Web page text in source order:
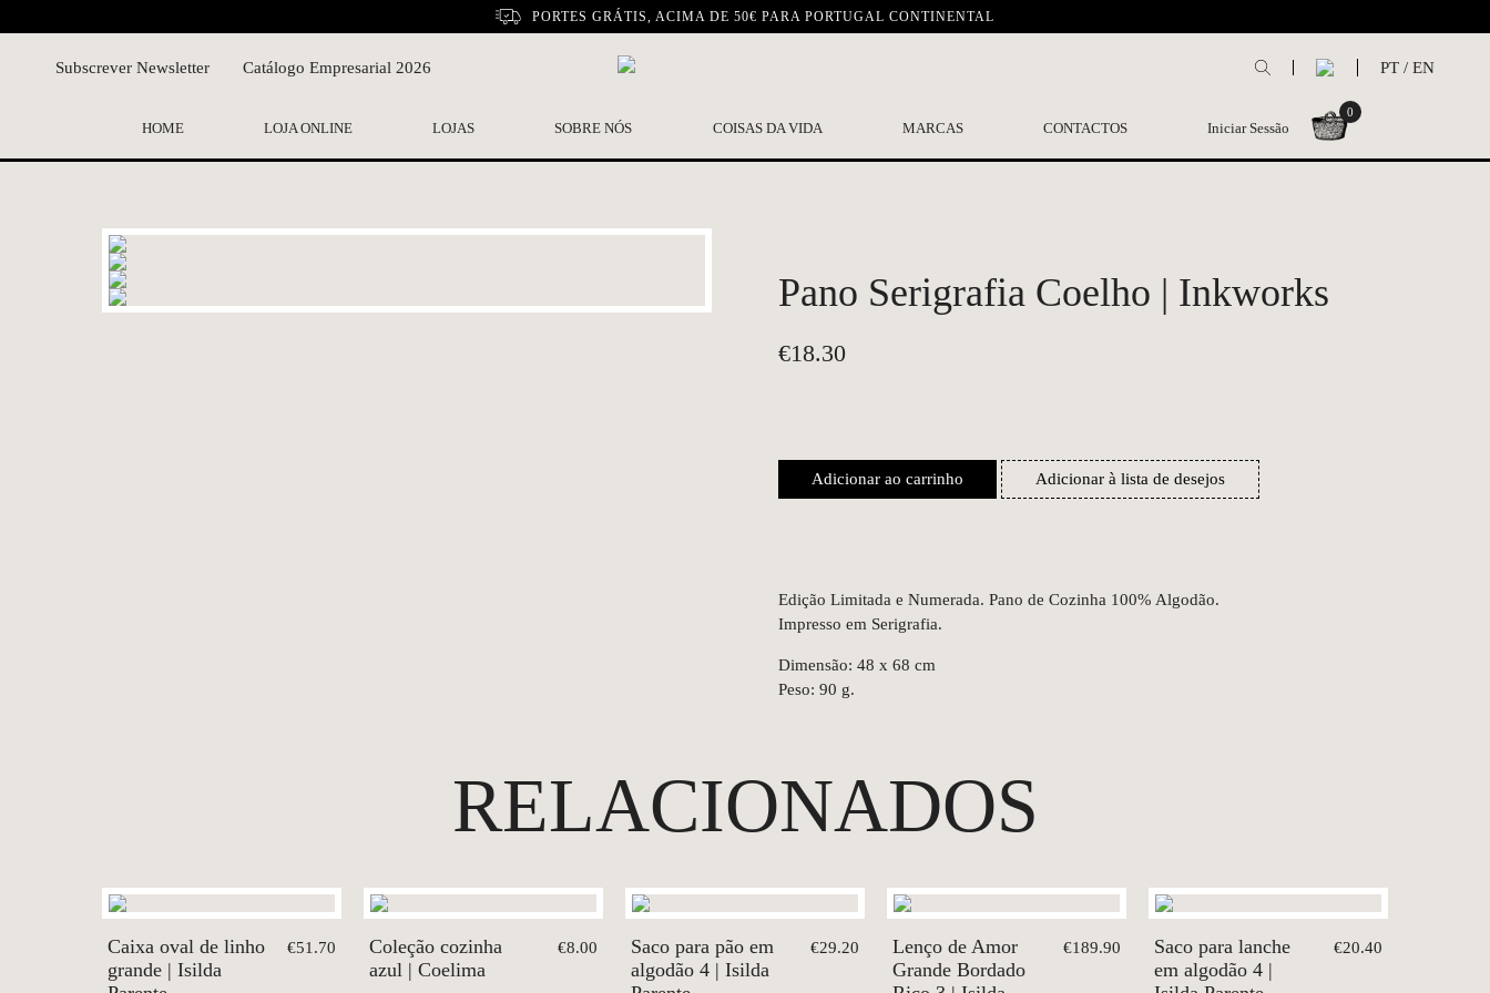
PORTES GRÁTIS, ACIMA DE 50€ PARA PORTUGAL CONTINENTAL
Subscrever Newsletter Catálogo Empresarial 2026 PT / EN
HOME LOJA ONLINE LOJAS SOBRE NÓS COISAS DA VIDA MARCAS CONTACTOS Iniciar Sessão
0
Pano Serigrafia Coelho | Inkworks
€18.30
Adicionar ao carrinho Adicionar à lista de desejos
Edição Limitada e Numerada. Pano de Cozinha 100% Algodão.
Impresso em Serigrafia.
Dimensão: 48 x 68 cm
Peso: 90 g.
RELACIONADOS
Caixa oval de linho
grande | Isilda
€51.70
Coleção cozinha
azul | Coelima
€8.00
Saco para pão em
algodão 4 | Isilda
€29.20
Lenço de Amor
Grande Bordado
€189.90
Saco para lanche
em algodão 4 |
€20.40